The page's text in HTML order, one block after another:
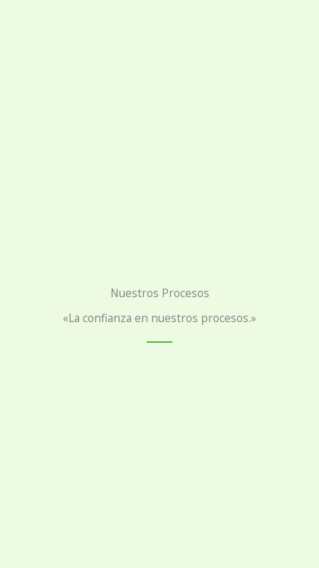
Nuestros Procesos
«La confianza en nuestros procesos.»